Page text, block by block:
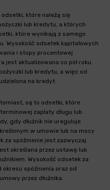
które należą się
lub kredytu, a których
które wynikają z samego
Wysokość odsetek kapitałowych
i stopy procentowej
jest aktualizowana co pół roku.
lub kredytu, a więc od
na kredyt.
są to odsetki, które
zapłaty długu lub
gdy dłużnik nie ureguluje
w umowie lub na mocy
za spóźnienie jest zazwyczaj
określana przez ustawę lub
Wysokość odsetek za
okresu spóźnienia oraz od
przez dłużnika.